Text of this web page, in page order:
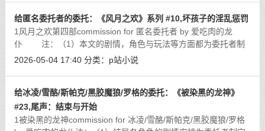
给匿名委托者的委托：《风月之欢》系列 #10,坏孩子的淫乱惩罚
1风月之欢第四部commission for 匿名委托者 by 爱吃肉的龙
仆 注：（1）本文的剧情，角色与玩法等方面都为委托者制
定（2）本文剧情与同系列的前作存在关联（3）本文的部分角色
2026-05-04 17:40 分类： p站小说
给冰凌/雪酪/斯帕克/黑胶魔狼/罗格的委托：《被染黑的龙神》
#23,尾声：结束与开始
1被染黑的龙神commission for 冰凌/雪酪/斯帕克/黑胶魔狼/罗格